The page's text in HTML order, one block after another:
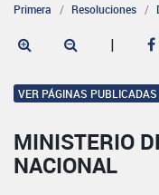
Primera Resoluciones
|
VER PÁGINAS PUBLICADAS
MINISTERIO
NACIONAL